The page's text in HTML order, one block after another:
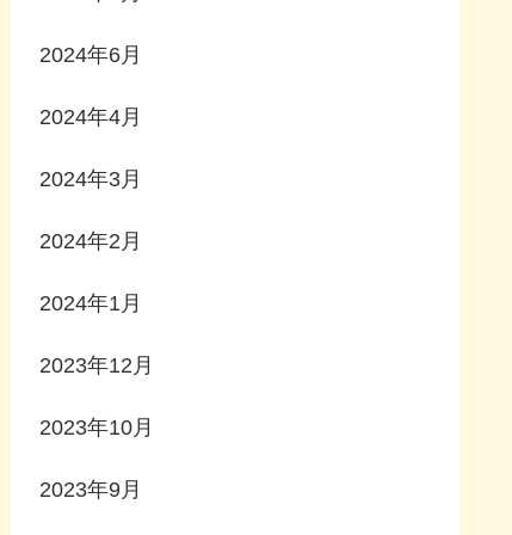
2024年6月
2024年4月
2024年3月
2024年2月
2024年1月
2023年12月
2023年10月
2023年9月